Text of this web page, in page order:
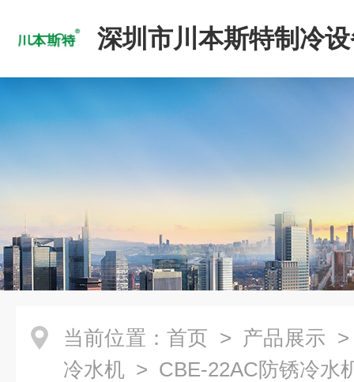
深圳市川本斯特制冷
公司
当前位置： 首页 > 产品展示
冷水机 > CBE-22AC防锈冷水